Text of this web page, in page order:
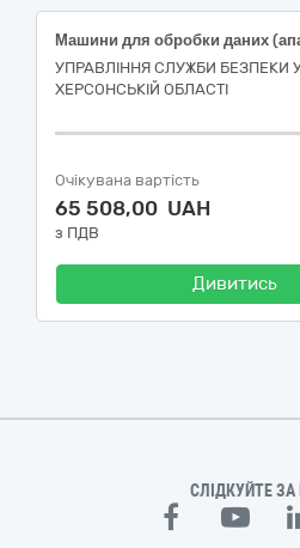
УПРАВЛІННЯ СЛУЖБИ БЕЗПЕКИ
ХЕРСОНСЬКІЙ ОБЛАСТІ
Очікувана вартість
65 508,00 UAH
з ПДВ
Дивитись
СЛІДКУЙТЕ